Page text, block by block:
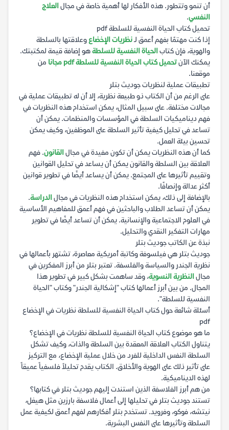
أن تنمو وتتطور. هذه الأفكار لها أهمية خاصة في مجالالعلاج
النفسي.
تحميل كتاب الحياة النفسية للسلطة pdf
إذا كنت مهتمًا بفهم أعمق لـنظريات الإخضاعوعلاقتها بالسلطة
والهوية، فإن كتابالحياة النفسية للسلطةهو إضافة قيمة لمكتبتك.
يمكنك الآنتحميل كتاب الحياة النفسية للسلطة pdf مجانا
من
موقعنا.
تطبيقات عملية لنظريات جوديث بتلر
على الرغم من أن الكتاب ذو طبيعة نظرية، إلا أن له تطبيقات عملية في
مجالات مختلفة. على سبيل المثال، يمكن استخدام هذه النظريات في
فهم ديناميكيات السلطة في المؤسسات والمنظمات. يمكن أن
تساعد في تحليل كيفية تأثير السلطة على الموظفين، وكيف يمكن
تحسين بيئة العمل.
كما أن هذه النظريات يمكن أن تكون مفيدة في مجالالقانون. فهم
العلاقة بين السلطة والقانون يمكن أن يساعد في تحليل القوانين
وتقييم تأثيرها على المجتمع. يمكن أن يساعد أيضًا في تطوير قوانين
أكثر عدالة وإنصافًا.
بالإضافة إلى ذلك، يمكن استخدام هذه النظريات في مجالالدراسة.
يمكن أن تساعد الطلاب والباحثين في فهم أعمق للمفاهيم الأساسية
في العلوم الاجتماعية والإنسانية. يمكن أن تساعد أيضًا في تطوير
مهارات التفكير النقدي والتحليل.
نبذة عن الكاتب جوديث بتلر
جوديث بتلر هي فيلسوفة وكاتبة أمريكية معاصرة، تشتهر بأعمالها في
نظرية الجندر والسياسة والفلسفة. تعتبر بتلر من أبرز المفكرين في
مجالالنظرية النسوية، وقد ساهمت بشكل كبير في تطوير هذا
المجال. من بين أبرز أعمالها كتاب "إشكالية الجندر" وكتاب "الحياة
النفسية للسلطة".
أسئلة شائعة حول كتاب الحياة النفسية للسلطة نظريات في الإخضاع
pdf
ما هو موضوع كتاب الحياة النفسية للسلطة نظريات في الإخضاع؟
يتناول الكتاب العلاقة المعقدة بين السلطة والذات، وكيف تشكل
السلطة النفس الداخلية للفرد من خلال عملية الإخضاع، مع التركيز
على تأثير ذلك على الهوية والأخلاق. الكتاب يقدم تحليلاً فلسفياً عميقاً
لهذه الديناميكية.
من هم أبرز الفلاسفة الذين استندت إليهم جوديث بتلر في كتابها؟
تستند جوديث بتلر في تحليلها إلى أعمال فلاسفة بارزين مثل هيغل،
نيتشه، فوكو، وفرويد. تستخدم بتلر أفكارهم لفهم أعمق لكيفية عمل
السلطة وتأثيرها على النفس البشرية.